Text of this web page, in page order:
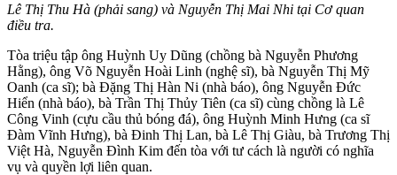
Lê Thị Thu Hà (phải sang) và Nguyễn Thị Mai Nhi tại Cơ quan
điều tra.
Tòa triệu tập ông Huỳnh Uy Dũng (chồng bà Nguyễn Phương
Hằng), ông Võ Nguyễn Hoài Linh (nghệ sĩ), bà Nguyễn Thị Mỹ
Oanh (ca sĩ); bà Đặng Thị Hàn Ni (nhà báo), ông Nguyễn Đức
Hiển (nhà báo), bà Trần Thị Thủy Tiên (ca sĩ) cùng chồng là Lê
Công Vinh (cựu cầu thủ bóng đá), ông Huỳnh Minh Hưng (ca sĩ
Đàm Vĩnh Hưng), bà Đinh Thị Lan, bà Lê Thị Giàu, bà Trương Thị
Việt Hà, Nguyễn Đình Kim đến tòa với tư cách là người có nghĩa
vụ và quyền lợi liên quan.